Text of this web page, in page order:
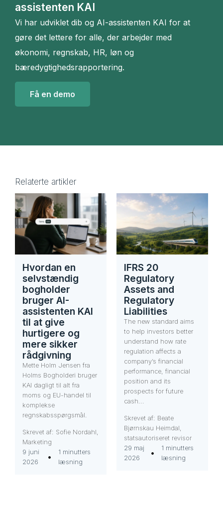
assistenten KAI
Vi har udviklet dib og AI-assistenten KAI for at
gøre det lettere for alle, der arbejder med
økonomi, regnskab, HR, løn og
bæredygtighedsrapportering.
Få en demo
Relaterte artikler
Hvordan en
selvstændig
bogholder
bruger AI-
assistenten KAI
til at give
hurtigere og
mere sikker
rådgivning
Mette Holm Jensen fra
Holms Bogholderi bruger
KAI dagligt til alt fra
moms og EU-handel til
komplekse
regnskabsspørgsmål.
Skrevet af: Sofie Nordahl,
Marketing
9 juni
2026
1 minutters
læsning
IFRS 20
Regulatory
Assets and
Regulatory
Liabilities
The new standard aims
to help investors better
understand how rate
regulation affects a
company’s financial
performance, financial
position and its
prospects for future
cash...
Skrevet af: Beate
Bjørnskau Heimdal,
statsautoriseret revisor
29 maj
2026
1 minutters
læsning